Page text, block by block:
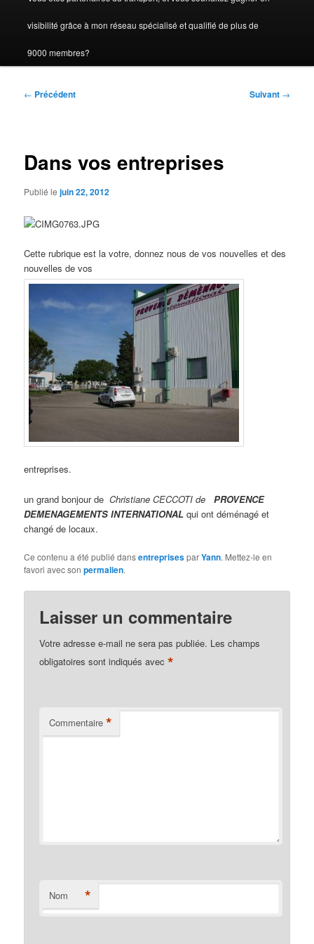
visibilité grâce à mon réseau spécialisé et qualifié de plus de
9000 membres?
Navigation
← Précédent Suivant →
Dans vos entreprises
Publié lejuin 22, 2012
Cette rubrique est la votre, donnez nous de vos nouvelles et des
nouvelles de vos
entreprises.
un grand bonjour deChristiane CECCOTI de
PROVENCE
DEMENAGEMENTS INTERNATIONAL qui ont déménagé et
changé de locaux.
Ce contenu a été publié dansentreprisesparYann. Mettez-le en
favori avec sonpermalien.
Laisser un commentaire
Votre adresse e-mail ne sera pas publiée. Les champs
obligatoires sont indiqués avec*
Commentaire *
Nom *